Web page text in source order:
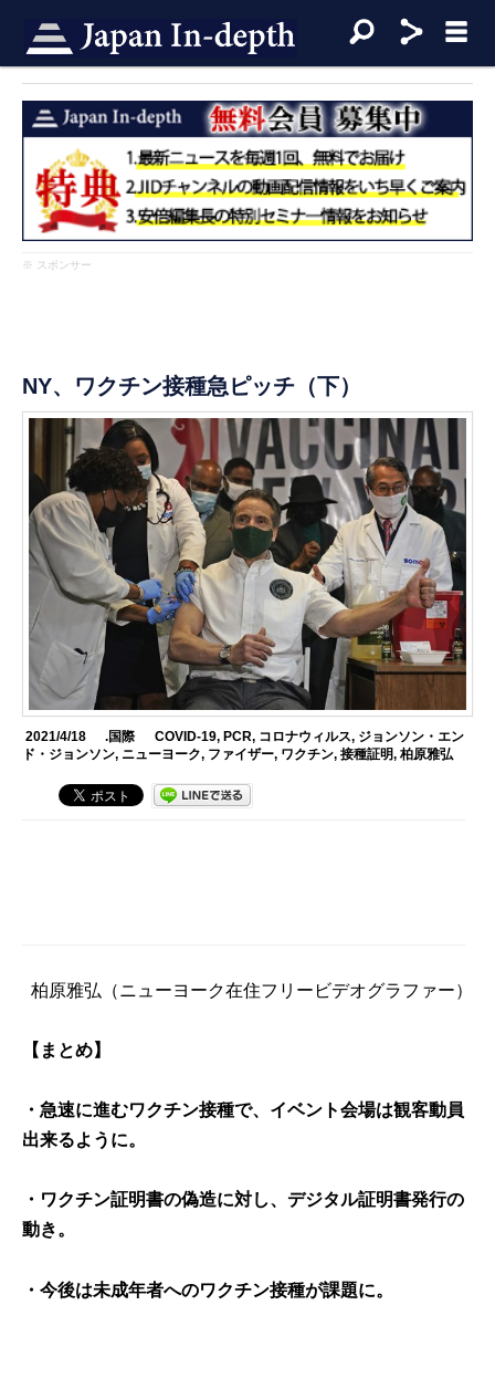
※ スポンサー
NY、ワクチン接種急ピッチ（下）
2021/4/18 .国際 COVID-19, PCR, コロナウィルス, ジョンソン・エン
ド・ジョンソン, ニューヨーク, ファイザー, ワクチン,接種証明,柏原雅弘
柏原雅弘 （ニューヨーク在住フリービデオグラファー）
【まとめ】
・急速に進むワクチン接種で、イベント会場は観客動員
出来るように。
・ワクチン証明書の偽造に対し、デジタル証明書発行の
動き。
・今後は未成年者へのワクチン接種が課題に。